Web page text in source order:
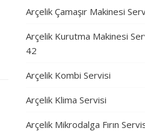
Arçelik Çamaşır Makinesi
Arçelik Kurutma Makinesi
42
Arçelik Kombi Servisi
Arçelik Klima Servisi
Arçelik Mikrodalga Fırın